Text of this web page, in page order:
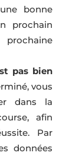
bonne
prochain
pas bien
vous
dans la
afin
Par
données